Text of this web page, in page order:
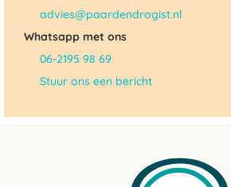
advies@paardendrogist.nl
Whatsapp met ons
06-2195 98 69
Stuur ons een bericht